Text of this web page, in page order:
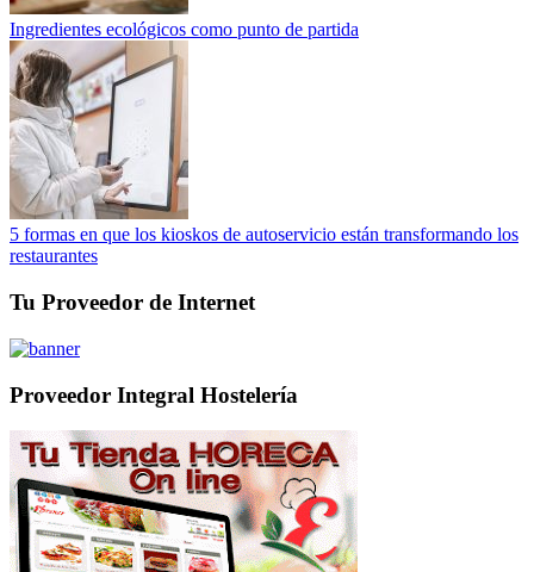
Ingredientes ecológicos como punto de partida
5 formas en que los kioskos de autoservicio están transformando los
restaurantes
Tu Proveedor de Internet
Proveedor Integral Hostelería